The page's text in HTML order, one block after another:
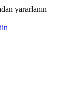
yararlanın